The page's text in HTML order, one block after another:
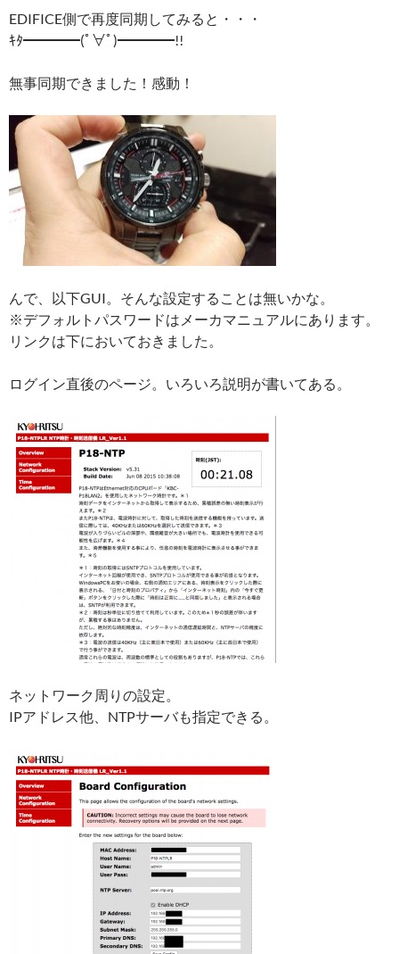
EDIFICE側で再度同期してみると・・・
ｷﾀ━━━━(ﾟ∀ﾟ)━━━━!!
無事同期できました！感動！
んで、以下GUI。そんな設定することは無いかな。
※デフォルトパスワードはメーカマニュアルにあります。
リンクは下においておきました。
ログイン直後のページ。いろいろ説明が書いてある。
ネットワーク周りの設定。
IPアドレス他、NTPサーバも指定できる。